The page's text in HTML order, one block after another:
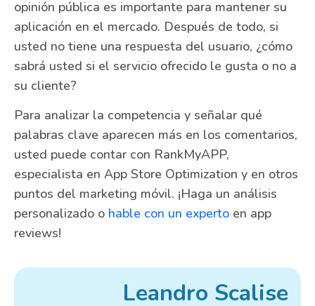
opinión pública es importante para mantener su
aplicación en el mercado. Después de todo, si
usted no tiene una respuesta del usuario, ¿cómo
sabrá usted si el servicio ofrecido le gusta o no a
su cliente?
Para analizar la competencia y señalar qué
palabras clave aparecen más en los comentarios,
usted puede contar con RankMyAPP,
especialista en App Store Optimization y en otros
puntos del marketing móvil. ¡Haga un análisis
personalizado o hable con un experto en app
reviews!
Leandro Scalise